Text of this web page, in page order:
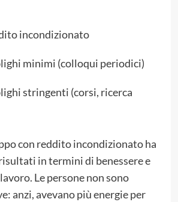
incondizionato
minimi (colloqui periodici)
stringenti (corsi, ricerca
con reddito incondizionato ha
in termini di benessere e
Le persone non sono
anzi, avevano più energie per